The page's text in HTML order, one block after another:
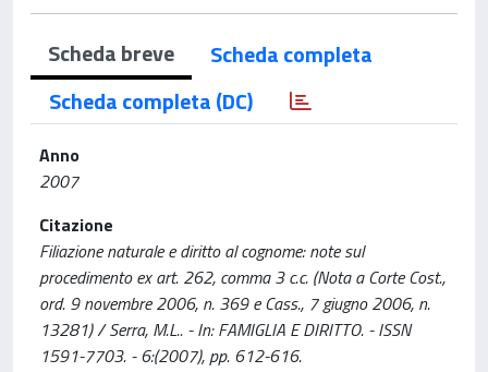
Scheda breve
Scheda completa
Scheda completa (DC)
Anno
2007
Citazione
Filiazione naturale e diritto al cognome: note sul
procedimento ex art. 262, comma 3 c.c. (Nota a Corte Cost.,
ord. 9 novembre 2006, n. 369 e Cass., 7 giugno 2006, n.
13281) / Serra, M.L.. - In: FAMIGLIA E DIRITTO. - ISSN
1591-7703. - 6:(2007), pp. 612-616.